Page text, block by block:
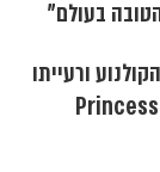
בעולם"
ורעייתו
ישיקו את האונייה החדשה של Princess